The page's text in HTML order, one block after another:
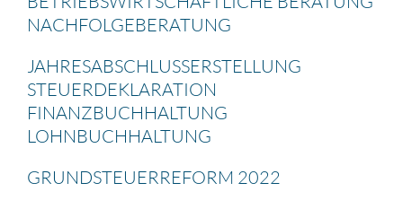
NACHFOL­GE­BE­RA­TUNG
JAHRES­AB­SCHLUSS­ERSTEL­LUNG
STEUER­DE­KLA­RA­TION
FINANZ­BUCH­HAL­TUNG
LOHNBUCH­HAL­TUNG
GRUND­STEU­ER­RE­FORM 2022